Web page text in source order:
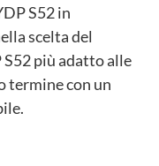
S52 in
scelta del
più adatto alle
termine con un